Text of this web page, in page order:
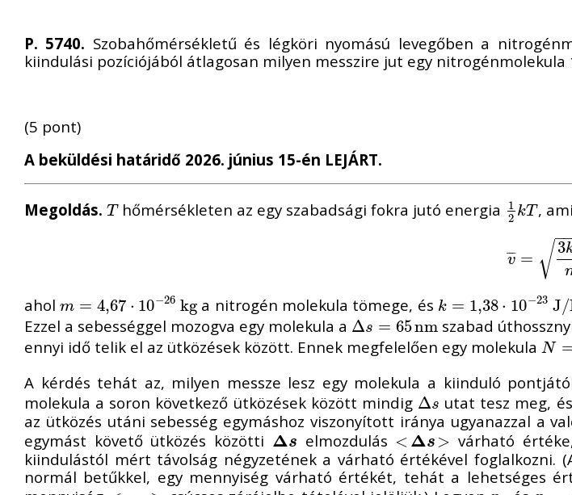
P. 5740. Szobahőmérsékletű és légköri nyomású levegőben a
kiindulási pozíciójából átlagosan milyen messzire jut egy nitrogénmolekula
(5 pont)
A beküldési határidő 2026. június 15-én LEJÁRT.
Megoldás. T
Thőmérsékleten az egy szabadsági fokra jutó energia
1
2 kT
12kT,
v
¯¯
¯ =
3
−
√
v¯=3 k Tm
aholm = 4,67 ⋅ 10−26 kg
m =4 67⋅10 −26kg a nitrogén molekula tömege, és k = 1,38 ⋅ 10−23 J/
k=1 38⋅10 −23J/K
Ezzel a sebességgel mozogva egy molekula a Δs = 65nm
Δs= 65 nm szabad
ennyi idő telik el az ütközések között. Ennek megfelelően egy molekula N
N= 2
A kérdés tehát az, milyen messze lesz egy molekula a kiinduló
molekula a soron következő ütközések között mindig Δs
Δs utat tesz meg,
az ütközés utáni sebesség egymáshoz viszonyított iránya ugyanazzal a
egymást követő ütközés közötti Δs
Δs elmozdulás < Δs >
<Δs>
várható
kiindulástól mért távolság négyzetének a várható értékével foglalkozni.
normál betűkkel, egy mennyiség várható értékét, tehát a lehetséges